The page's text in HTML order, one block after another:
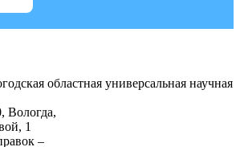
областная универсальная научная
Вологда,
1
–